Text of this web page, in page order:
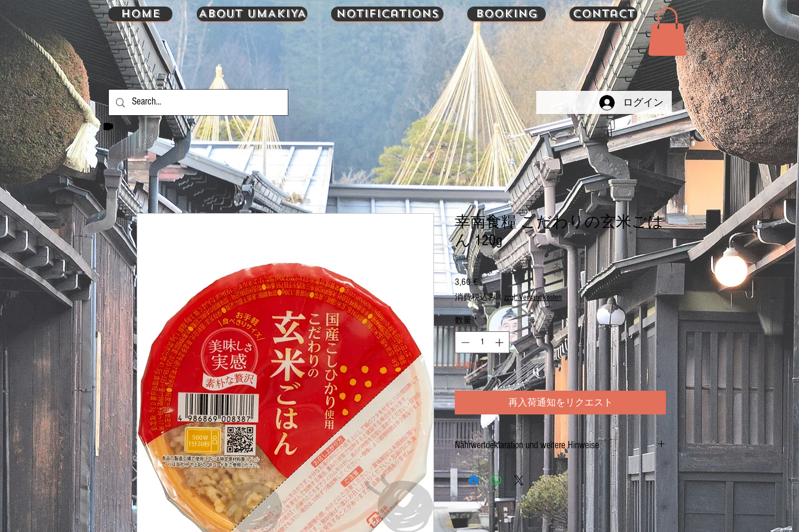
ログイン
幸南食糧 こだわりの玄米ごは
ん 120g
SKU： UMA1394
3,60 €価
格
消費税込み| zzgl. Versandkosten
数量 *
在庫なし
再入荷通知をリクエスト
Nährwertdeklaration und weitere Hinweise
HOME About UMAKIYA Notifications Booking Contact